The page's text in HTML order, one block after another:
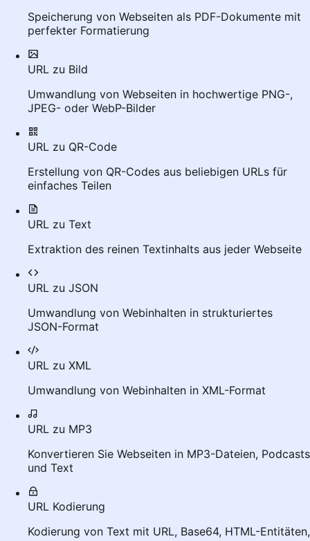
Speicherung von Webseiten als PDF-Dokumente mit
perfekter Formatierung
URL zu Bild
Umwandlung von Webseiten in hochwertige PNG-,
JPEG- oder WebP-Bilder
URL zu QR-Code
Erstellung von QR-Codes aus beliebigen URLs für
einfaches Teilen
URL zu Text
Extraktion des reinen Textinhalts aus jeder Webseite
URL zu JSON
Umwandlung von Webinhalten in strukturiertes
JSON-Format
URL zu XML
Umwandlung von Webinhalten in XML-Format
URL zu MP3
Konvertieren Sie Webseiten in MP3-Dateien, Podcasts
und Text
URL Kodierung
Kodierung von Text mit URL, Base64, HTML-Entitäten,